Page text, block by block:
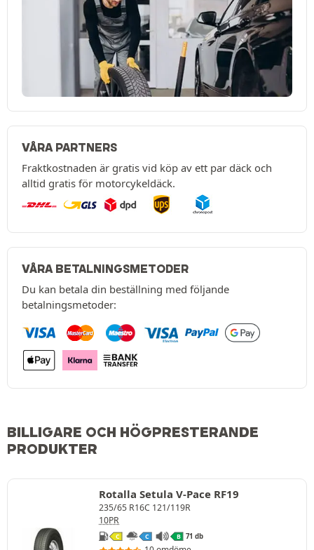
VÅRA PARTNERS
Fraktkostnaden är gratis vid köp av ett par däck och
alltid gratis för motorcykeldäck.
VÅRA BETALNINGSMETODER
Du kan betala din beställning med följande
betalningsmetoder:
BILLIGARE OCH HÖGPRESTERANDE
PRODUKTER
Rotalla Setula V-Pace RF19
235/65 R16C 121/119R
10PR
C C B 71 db